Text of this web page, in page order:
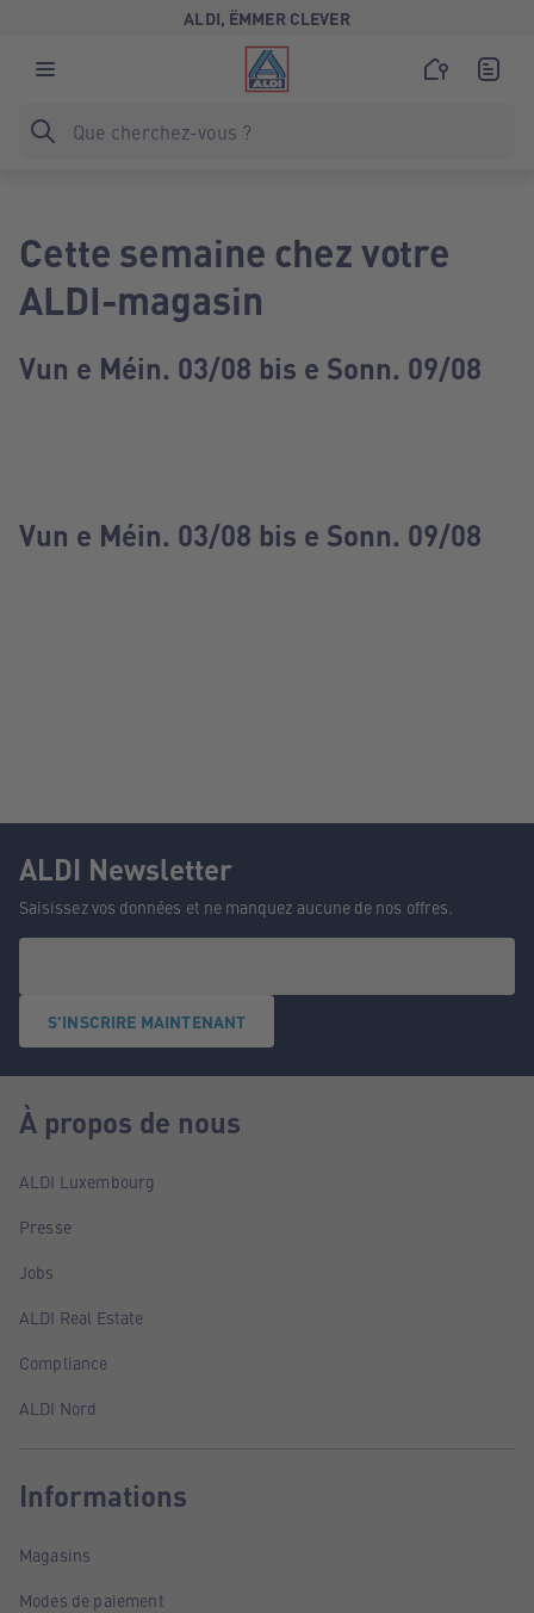
ALDI, ËMMER CLEVER
Cette semaine chez votre
ALDI-magasin
Vun e Méin. 03/08 bis e Sonn. 09/08
Vun e Méin. 03/08 bis e Sonn. 09/08
ALDI Newsletter
Saisissez vos données et ne manquez aucune de nos offres.
S'INSCRIRE MAINTENANT
À propos de nous
ALDI Luxembourg
Presse
Jobs
ALDI Real Estate
Compliance
ALDI Nord
Informations
Magasins
Modes de paiement